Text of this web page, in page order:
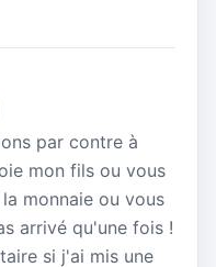
par contre à
mon fils ou vous
monnaie ou vous
arrivé qu'une fois !
si j'ai mis une